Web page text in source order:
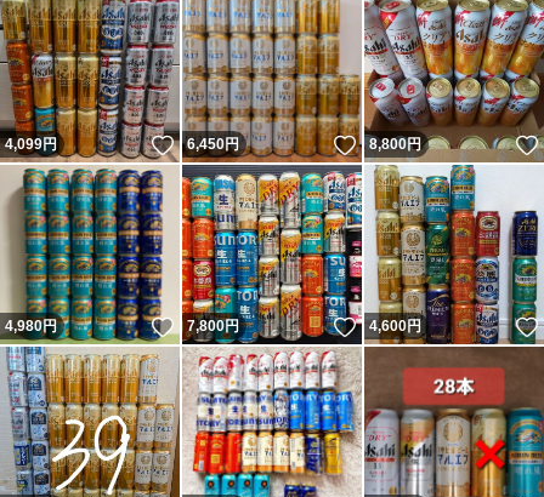
4,099円 いいね！
6,450円 いいね！
8,800円
4,980円 いいね！
7,800円 いいね！
4,600円